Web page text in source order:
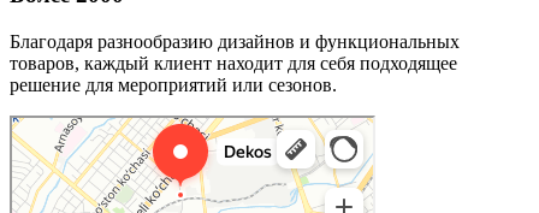
Благодаря разнообразию дизайнов и функциональных
товаров, каждый клиент находит для себя подходящее
решение для мероприятий или сезонов.